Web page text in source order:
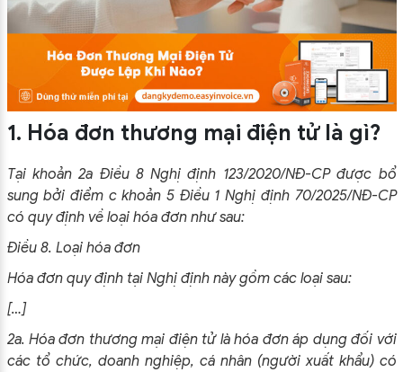
1. Hóa đơn thương mại điện tử là gì?
Tại khoản 2a Điều 8 Nghị định 123/2020/NĐ-CP được bổ
sung bởi điểm c khoản 5 Điều 1 Nghị định 70/2025/NĐ-CP
có quy định về loại hóa đơn như sau:
Điều 8. Loại hóa đơn
Hóa đơn quy định tại Nghị định này gồm các loại sau:
[…]
2a. Hóa đơn thương mại điện tử là hóa đơn áp dụng đối với
các tổ chức, doanh nghiệp, cá nhân (người xuất khẩu) có